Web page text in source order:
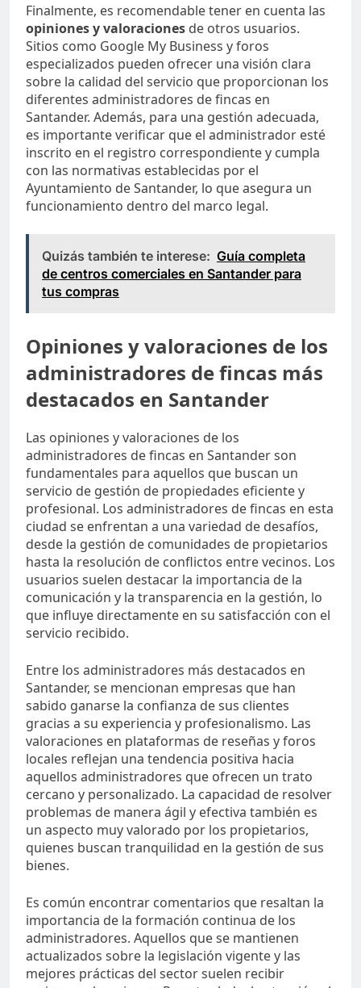
Finalmente, es recomendable tener en cuenta las
opiniones y valoraciones de otros usuarios.
Sitios como Google My Business y foros
especializados pueden ofrecer una visión clara
sobre la calidad del servicio que proporcionan los
diferentes administradores de fincas en
Santander. Además, para una gestión adecuada,
es importante verificar que el administrador esté
inscrito en el registro correspondiente y cumpla
con las normativas establecidas por el
Ayuntamiento de Santander, lo que asegura un
funcionamiento dentro del marco legal.
Quizás también te interese: Guía completa
de centros comerciales en Santander para
tus compras
Opiniones y valoraciones de los
administradores de fincas más
destacados en Santander
Las opiniones y valoraciones de los
administradores de fincas en Santander son
fundamentales para aquellos que buscan un
servicio de gestión de propiedades eficiente y
profesional. Los administradores de fincas en esta
ciudad se enfrentan a una variedad de desafíos,
desde la gestión de comunidades de propietarios
hasta la resolución de conflictos entre vecinos. Los
usuarios suelen destacar la importancia de la
comunicación y la transparencia en la gestión, lo
que influye directamente en su satisfacción con el
servicio recibido.
Entre los administradores más destacados en
Santander, se mencionan empresas que han
sabido ganarse la confianza de sus clientes
gracias a su experiencia y profesionalismo. Las
valoraciones en plataformas de reseñas y foros
locales reflejan una tendencia positiva hacia
aquellos administradores que ofrecen un trato
cercano y personalizado. La capacidad de resolver
problemas de manera ágil y efectiva también es
un aspecto muy valorado por los propietarios,
quienes buscan tranquilidad en la gestión de sus
bienes.
Es común encontrar comentarios que resaltan la
importancia de la formación continua de los
administradores. Aquellos que se mantienen
actualizados sobre la legislación vigente y las
mejores prácticas del sector suelen recibir